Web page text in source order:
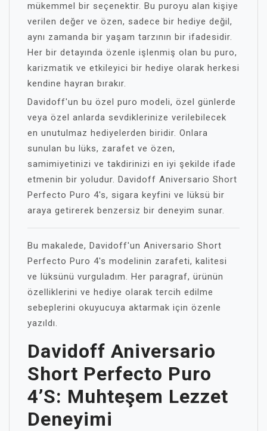
mükemmel bir seçenektir. Bu puroyu alan kişiye
verilen değer ve özen, sadece bir hediye değil,
aynı zamanda bir yaşam tarzının bir ifadesidir.
Her bir detayında özenle işlenmiş olan bu puro,
karizmatik ve etkileyici bir hediye olarak herkesi
kendine hayran bırakır.
Davidoff'un bu özel puro modeli, özel günlerde
veya özel anlarda sevdiklerinize verilebilecek
en unutulmaz hediyelerden biridir. Onlara
sunulan bu lüks, zarafet ve özen,
samimiyetinizi ve takdirinizi en iyi şekilde ifade
etmenin bir yoludur. Davidoff Aniversario Short
Perfecto Puro 4's, sigara keyfini ve lüksü bir
araya getirerek benzersiz bir deneyim sunar.
Bu makalede, Davidoff'un Aniversario Short
Perfecto Puro 4's modelinin zarafeti, kalitesi
ve lüksünü vurguladım. Her paragraf, ürünün
özelliklerini ve hediye olarak tercih edilme
sebeplerini okuyucuya aktarmak için özenle
yazıldı.
Davidoff Aniversario
Short Perfecto Puro
4’s: Muhteşem Lezzet
Deneyimi